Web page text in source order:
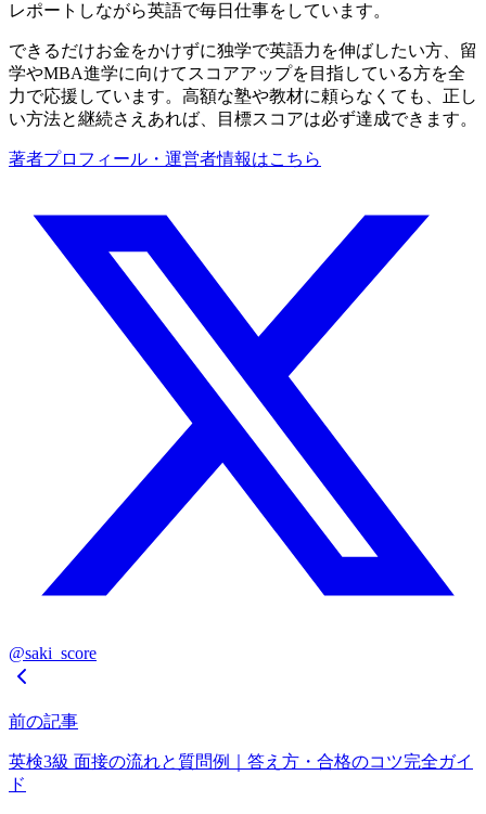
レポートしながら英語で毎日仕事をしています。
できるだけお金をかけずに独学で英語力を伸ばしたい方、留
学やMBA進学に向けてスコアアップを目指している方を全
力で応援しています。高額な塾や教材に頼らなくても、正し
い方法と継続さえあれば、目標スコアは必ず達成できます。
著者プロフィール・運営者情報はこちら
@saki_score
前の記事
英検3級 面接の流れと質問例｜答え方・合格のコツ完全ガイ
ド